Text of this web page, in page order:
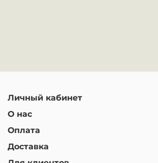
Личный кабинет
О нас
Оплата
Доставка